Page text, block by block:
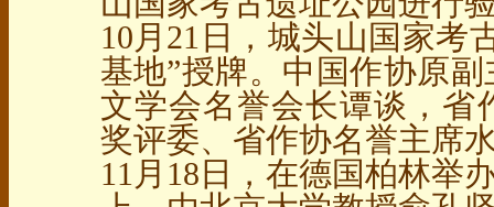
10月21日，城头山国家考
基地”授牌。中国作协原
文学会名誉会长谭谈，省
奖评委、省作协名誉主席
11月18日，在德国柏林举